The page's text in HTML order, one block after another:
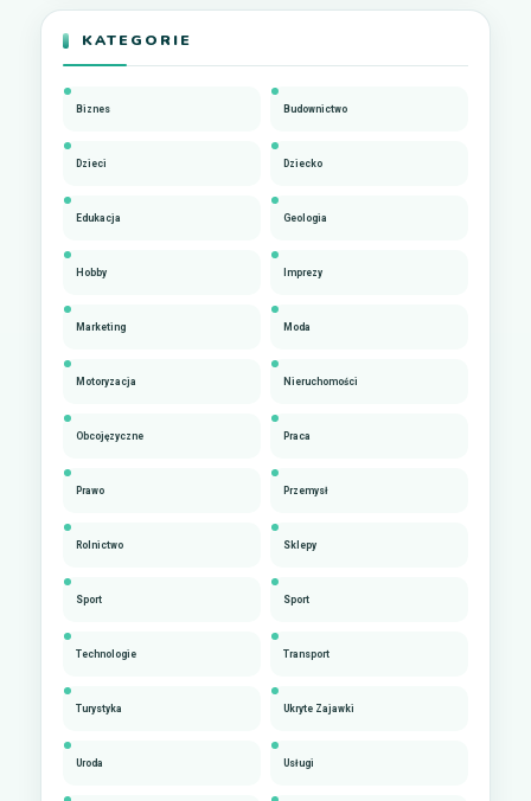
KATEGORIE
Biznes Budownictwo
Dzieci Dziecko
Edukacja Geologia
Hobby Imprezy
Marketing Moda
Motoryzacja Nieruchomości
Obcojęzyczne Praca
Prawo Przemysł
Rolnictwo Sklepy
Sport Sport
Technologie Transport
Turystyka Ukryte Zajawki
Uroda Usługi